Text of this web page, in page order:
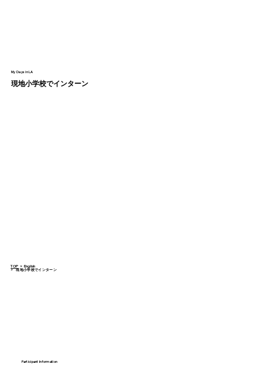
My Days in LA
現地小学校でインターン
TOP > English
> 現地小学校でインターン
Participant Information